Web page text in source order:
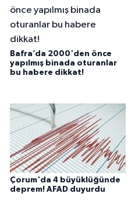
Bafra’da 2000'den önce
yapılmış binada oturanlar
bu habere dikkat!
Çorum'da 4 büyüklüğünde
deprem! AFAD duyurdu